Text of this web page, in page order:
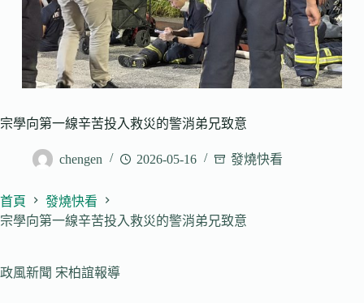
宗學向第一線辛苦投入救災的警消弟兄致意
chengen 2026-05-16 發燒快看
首頁
發燒快看
宗學向第一線辛苦投入救災的警消弟兄致意
政風新聞 宋柏誼報導